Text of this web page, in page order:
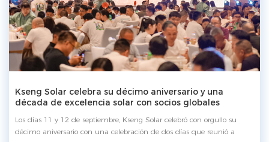
noche ha llegado a su fin, Kseng Solar La trayectoria de 's hacia las
energías renovables continúa. Nos dedicamos a proporcionar sistemas
de soporte y seguimiento solar desde 2015. , impulsado por bases de
fabricación duales y producción integrada verticalmente, Kseng Solar
Continuaremos desarrollando más soluciones de estanterías solares de
alta calidad, avanzando hacia un futuro sostenible y sin emisiones de
Kseng Solar celebra su décimo aniversario y una
década de excelencia solar con socios globales
Los días 11 y 12 de septiembre, Kseng Solar celebró con orgullo su
décimo aniversario con una celebración de dos días que reunió a